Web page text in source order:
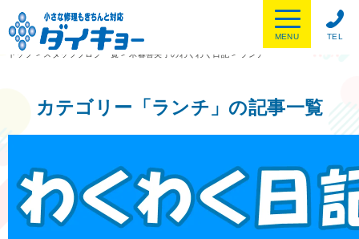
TEL
MENU
トップ
> スタッフブログ一覧 > 木暮喜美子のわくわく日記 > ランチ
カテゴリー「ランチ」の記事一覧